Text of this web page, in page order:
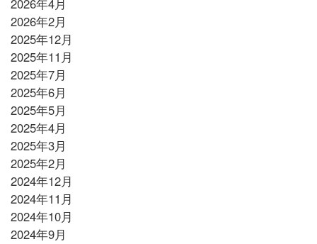
2026年4月
2026年2月
2025年12月
2025年11月
2025年7月
2025年6月
2025年5月
2025年4月
2025年3月
2025年2月
2024年12月
2024年11月
2024年10月
2024年9月